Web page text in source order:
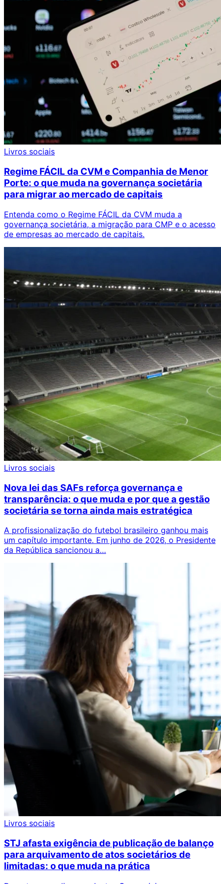
Livros sociais
Regime FÁCIL da CVM e Companhia de Menor
Porte: o que muda na governança societária
para migrar ao mercado de capitais
Entenda como o Regime FÁCIL da CVM muda a
governança societária, a migração para CMP e o acesso
de empresas ao mercado de capitais.
Livros sociais
Nova lei das SAFs reforça governança e
transparência: o que muda e por que a gestão
societária se torna ainda mais estratégica
A profissionalização do futebol brasileiro ganhou mais
um capítulo importante. Em junho de 2026, o Presidente
da República sancionou a…
Livros sociais
STJ afasta exigência de publicação de balanço
para arquivamento de atos societários de
limitadas: o que muda na prática